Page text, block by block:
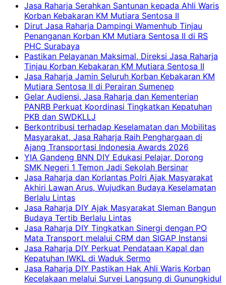
Jasa Raharja Serahkan Santunan kepada Ahli Waris
Korban Kebakaran KM Mutiara Sentosa II
Dirut Jasa Raharja Dampingi Wamenhub Tinjau
Penanganan Korban KM Mutiara Sentosa II di RS
PHC Surabaya
Pastikan Pelayanan Maksimal, Direksi Jasa Raharja
Tinjau Korban Kebakaran KM Mutiara Sentosa II
Jasa Raharja Jamin Seluruh Korban Kebakaran KM
Mutiara Sentosa II di Perairan Sumenep
Gelar Audiensi, Jasa Raharja dan Kementerian
PANRB Perkuat Koordinasi Tingkatkan Kepatuhan
PKB dan SWDKLLJ
Berkontribusi terhadap Keselamatan dan Mobilitas
Masyarakat, Jasa Raharja Raih Penghargaan di
Ajang Transportasi Indonesia Awards 2026
YIA Gandeng BNN DIY Edukasi Pelajar, Dorong
SMK Negeri 1 Temon Jadi Sekolah Bersinar
Jasa Raharja dan Korlantas Polri Ajak Masyarakat
Akhiri Lawan Arus, Wujudkan Budaya Keselamatan
Berlalu Lintas
Jasa Raharja DIY Ajak Masyarakat Sleman Bangun
Budaya Tertib Berlalu Lintas
Jasa Raharja DIY Tingkatkan Sinergi dengan PO
Mata Transport melalui CRM dan SIGAP Instansi
Jasa Raharja DIY Perkuat Pendataan Kapal dan
Kepatuhan IWKL di Waduk Sermo
Jasa Raharja DIY Pastikan Hak Ahli Waris Korban
Kecelakaan melalui Survei Langsung di Gunungkidul